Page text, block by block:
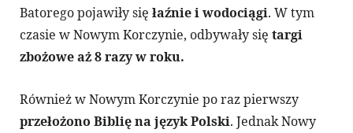
Batorego pojawiły się łaźnie i wodociągi. W tym
czasie w Nowym Korczynie, odbywały się targi
zbożowe aż 8 razy w roku.
Również w Nowym Korczynie po raz pierwszy
przełożono Biblię na język Polski. Jednak Nowy